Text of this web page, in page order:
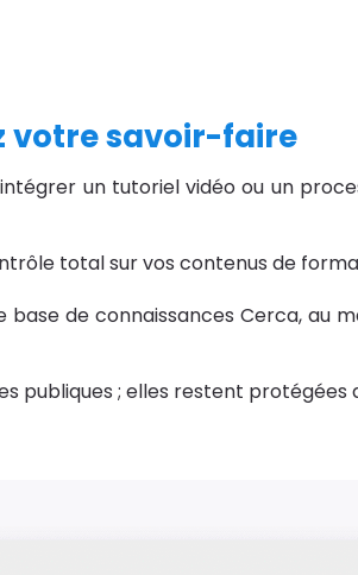
votre savoir-faire
un tutoriel vidéo ou un
total sur vos contenus de
de connaissances Cerca, au
publiques ; elles restent protégées